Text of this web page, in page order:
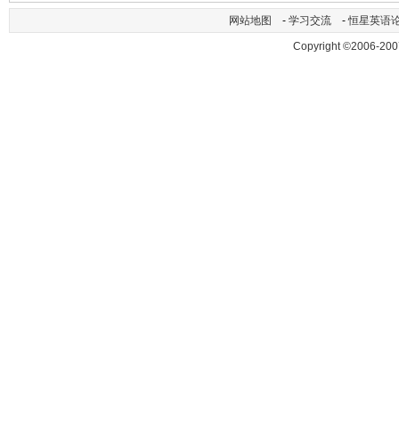
网站地图 - 学习交流 -恒星英语
Copyright ©2006-